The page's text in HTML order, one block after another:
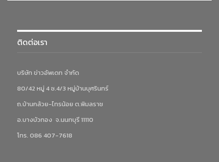
ติดต่อเรา
บริษัท ข่าวอัพเดท จำกัด
80/42 หมู่ 4 ซ.4/3 หมู่บ้านบุศรินทร์
ถ.บ้านกล้วย-ไทรน้อย ต.พิมลราช
อ.บางบัวทอง จ.นนทบุรี 11110
โทร. 086 407-7618